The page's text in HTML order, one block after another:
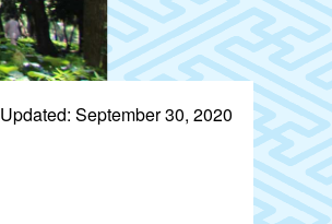
Updated: September 30, 2020